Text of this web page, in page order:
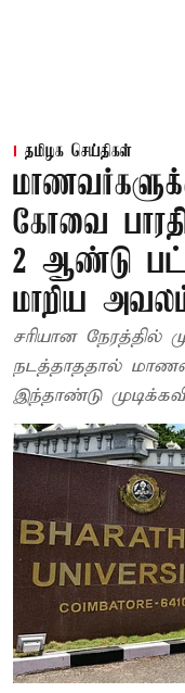
தமிழக செய்திகள்
கோவை
2 ஆண்டு
மாறிய
சரியான நேரத்தில்
நடத்தாததால்
இந்தாண்டு